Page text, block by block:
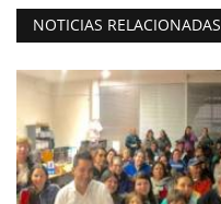
NOTICIAS RELACIONADAS